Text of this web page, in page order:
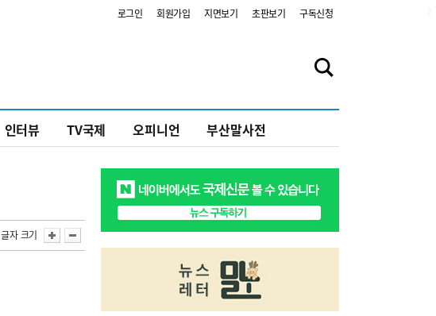
로그인 회원가입 지면보기 초판보기 구독신청
인터뷰 TV국제 오피니언 부산말사전
글자 크기